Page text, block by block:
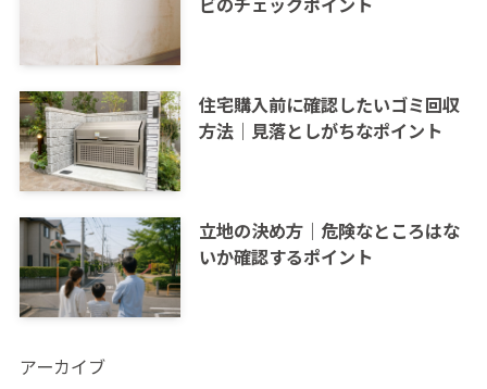
住宅購入前に確認したいゴミ回収
方法｜見落としがちなポイント
立地の決め方｜危険なところはな
いか確認するポイント
アーカイブ